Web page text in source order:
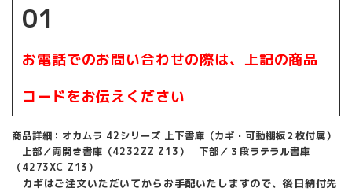
01
お電話でのお問い合わせの際は、上記の商品
コードをお伝えください
商品詳細：オカムラ 42シリーズ 上下書庫（カギ・可動棚板２枚付属）
上部／両開き書庫（4232ZZ Z13） 下部／３段ラテラル書庫
（4273XC Z13）
カギはご注文いただいてからお手配いたしますので、後日納付先